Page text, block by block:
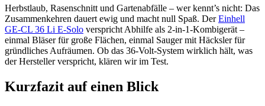
Herbstlaub, Rasenschnitt und Gartenabfälle – wer kennt’s nicht: Das
Zusammenkehren dauert ewig und macht null Spaß. DerEinhell
GE-CL 36 Li E-Solo verspricht Abhilfe als 2-in-1-Kombigerät –
einmal Bläser für große Flächen, einmal Sauger mit Häcksler für
gründliches Aufräumen. Ob das 36-Volt-System wirklich hält, was
der Hersteller verspricht, klären wir im Test.
Kurzfazit auf einen Blick